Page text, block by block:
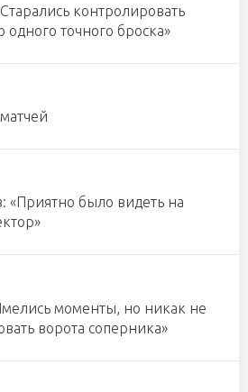
контролировать
одного точного броска»
«Приятно было видеть на
моменты, но никак не
ворота соперника»